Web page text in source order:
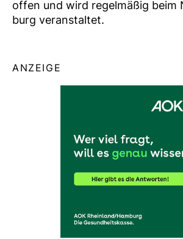
offen und wird regel­mäßig beim
burg ver­an­staltet.
ANZEIGE